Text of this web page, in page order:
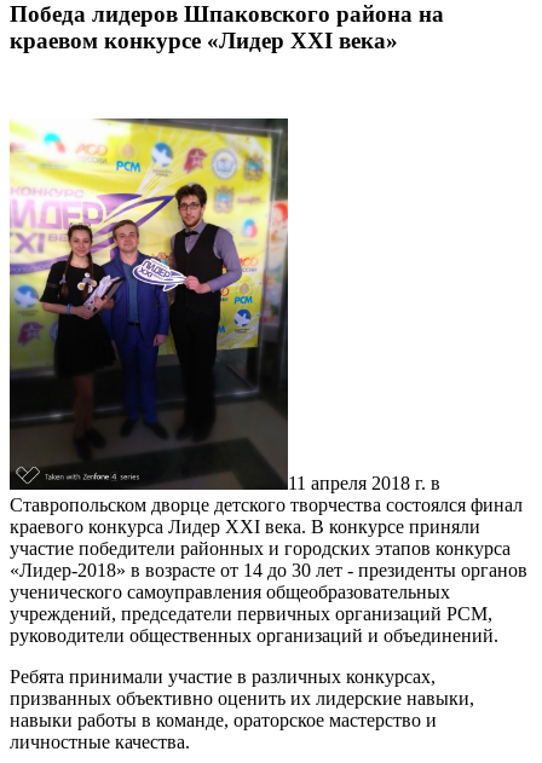
Победа лидеров Шпаковского района на
краевом конкурсе «Лидер XXI века»
11 апреля 2018 г. в
Ставропольском дворце детского творчества состоялся финал
краевого конкурса Лидер XXI века. В конкурсе приняли
участие победители районных и городских этапов конкурса
«Лидер-2018» в возрасте от 14 до 30 лет - президенты органов
ученического самоуправления общеобразовательных
учреждений, председатели первичных организаций РСМ,
руководители общественных организаций и объединений.
Ребята принимали участие в различных конкурсах,
призванных объективно оценить их лидерские навыки,
навыки работы в команде, ораторское мастерство и
личностные качества.